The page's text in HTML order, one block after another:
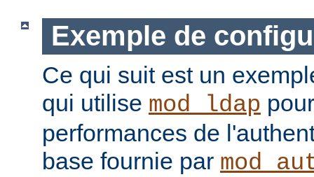
Exemple de
Ce qui suit est un
qui utilise mod_ldap
performances de
base fournie par